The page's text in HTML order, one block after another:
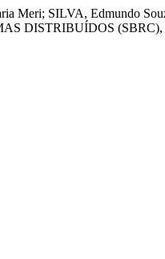
SILVA, Edmundo
DISTRIBUÍDOS (SBRC),